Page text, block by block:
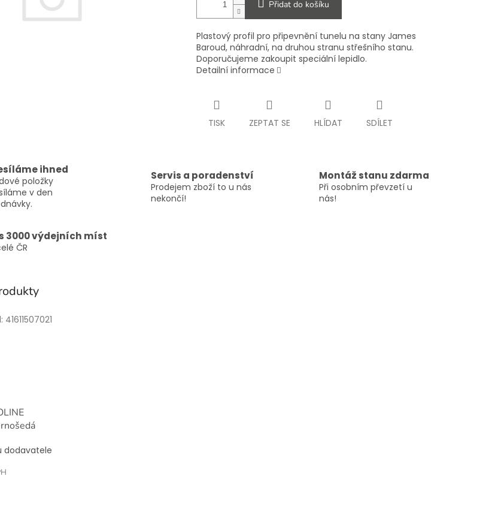
Přidat do košíku
Plastový profil pro připevnění tunelu na stany James
Baroud, náhradní, na druhou stranu střešního stanu.
Doporučujeme zakoupit speciální lepidlo.
Detailní informace
TISK ZEPTAT SE HLÍDAT SDÍLET
ihned
položky
v den
Servis a poradenství
Prodejem zboží to u nás
nekončí!
Montáž stanu zdarma
Při osobním převzetí u
nás!
3000 výdejních míst
ČR
dodavatele
41611507021